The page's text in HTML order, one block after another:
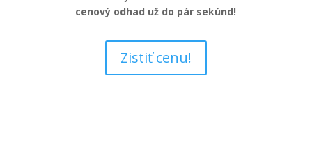
cenový odhad už do pár sekúnd!
Zistiť cenu!